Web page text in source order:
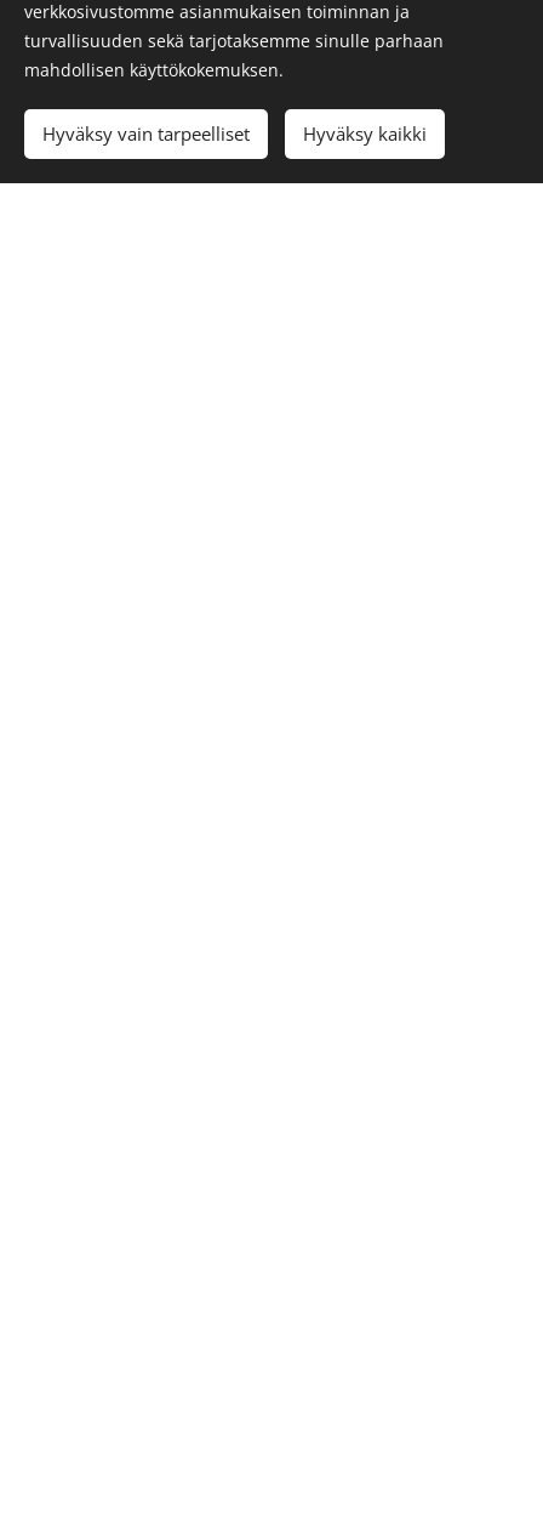
verkkosivustomme asianmukaisen toiminnan ja
turvallisuuden sekä tarjotaksemme sinulle parhaan
mahdollisen käyttökokemuksen.
Hyväksy vain tarpeelliset Hyväksy kaikki